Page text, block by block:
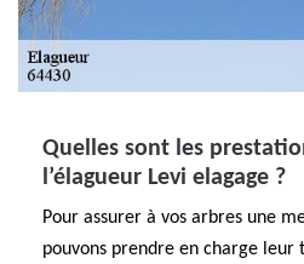
Quelles sont les
l’élagueur Levi elagage ?
Pour assurer à vos arbres une
pouvons prendre en charge leur